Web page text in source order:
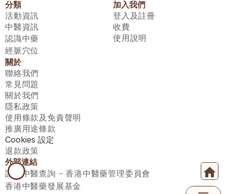
分類
活動資訊
中醫資訊
認識中藥
經脈穴位
加入我們
登入及註冊
收費
使用說明
關於
聯絡我們
常見問題
關於我們
隱私政策
使用條款及免責聲明
推廣用途條款
Cookies 設定
退款政策
外部連結
註冊中醫查詢 - 香港中醫藥管理委員會
香港中醫藥發展基金